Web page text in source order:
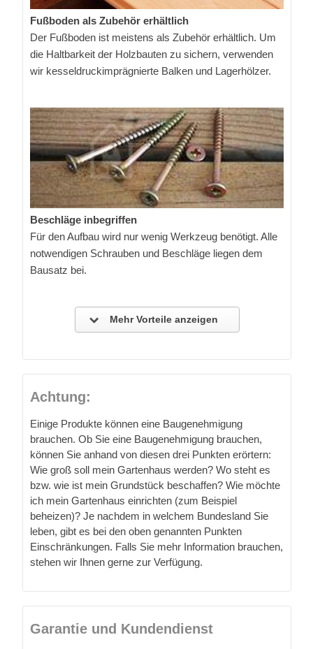
Fußboden als Zubehör erhältlich
Der Fußboden ist meistens als Zubehör erhältlich. Um
die Haltbarkeit der Holzbauten zu sichern, verwenden
wir kesseldruckimprägnierte Balken und Lagerhölzer.
Beschläge inbegriffen
Für den Aufbau wird nur wenig Werkzeug benötigt. Alle
notwendigen Schrauben und Beschläge liegen dem
Bausatz bei.
Mehr Vorteile anzeigen
Achtung:
Einige Produkte können eine Baugenehmigung
brauchen. Ob Sie eine Baugenehmigung brauchen,
können Sie anhand von diesen drei Punkten erörtern:
Wie groß soll mein Gartenhaus werden? Wo steht es
bzw. wie ist mein Grundstück beschaffen? Wie möchte
ich mein Gartenhaus einrichten (zum Beispiel
beheizen)? Je nachdem in welchem Bundesland Sie
leben, gibt es bei den oben genannten Punkten
Einschränkungen. Falls Sie mehr Information brauchen,
stehen wir Ihnen gerne zur Verfügung.
Garantie und Kundendienst